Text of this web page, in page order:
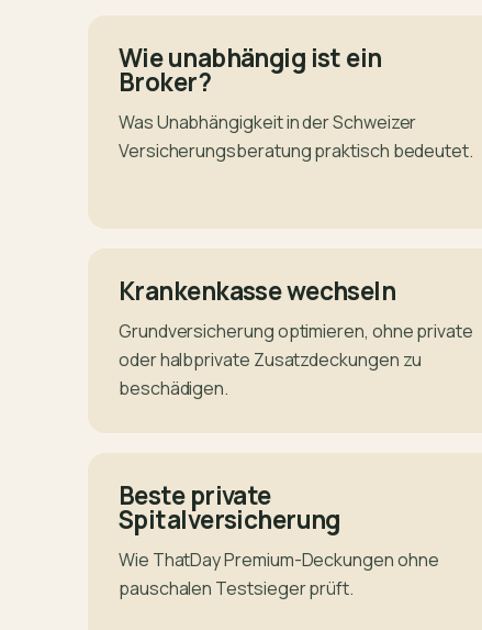
Wie unabhängig ist ein
Broker?
Was Unabhängigkeit in der Schweizer
Versicherungsberatung praktisch bedeutet.
Krankenkasse wechseln
Grundversicherung optimieren, ohne private
oder halbprivate Zusatzdeckungen zu
beschädigen.
Beste private
Spitalversicherung
Wie ThatDay Premium-Deckungen ohne
pauschalen Testsieger prüft.